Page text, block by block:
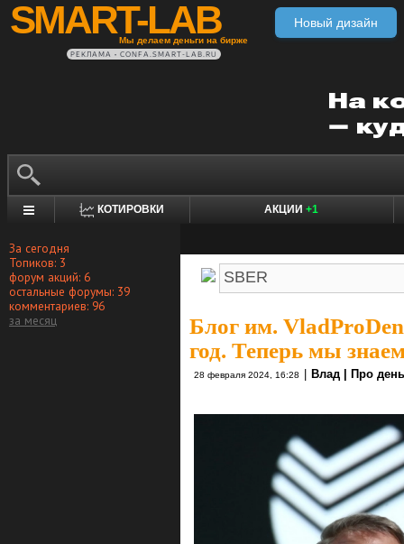
SMART-LAB
Мы делаем деньги на бирже
Новый дизайн
РЕКЛАМА • CONFA.SMART-LAB.RU
КОТИРОВКИ АКЦИИ +1
За сегодня
Топиков: 3
форум акций: 6
остальные форумы: 39
комментариев: 96
за месяц
Блог им.
год. Теперь мы
28 февраля 2024, 16:28 Влад | Про